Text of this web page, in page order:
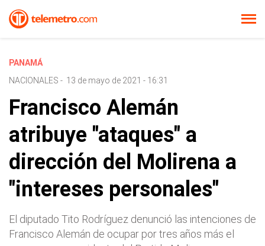
PANAMÁ
NACIONALES - 13 de mayo de 2021 - 16:31
Francisco Alemán
atribuye "ataques" a
dirección del Molirena a
"intereses personales"
El diputado Tito Rodríguez denunció las intenciones de
Francisco Alemán de ocupar por tres años más el